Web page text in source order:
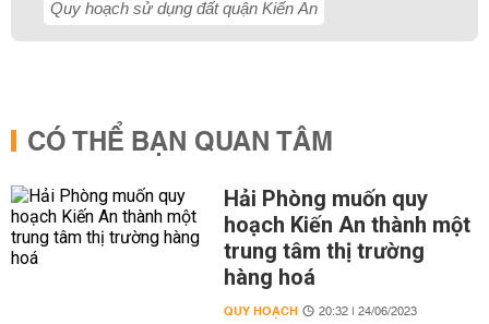
Quy hoạch sử dụng đất quận Kiến An
CÓ THỂ BẠN QUAN TÂM
Hải Phòng muốn quy
hoạch Kiến An thành một
trung tâm thị trường
hàng hoá
QUY HOẠCH 20:32 | 24/06/2023